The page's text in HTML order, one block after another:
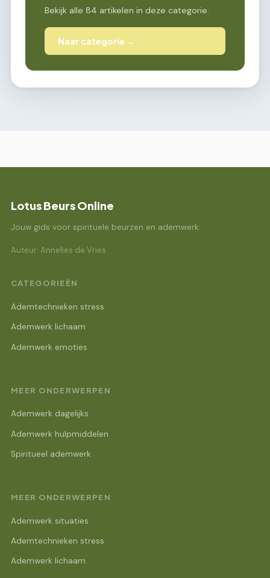
Bekijk alle 84 artikelen in deze categorie.
Naar categorie →
Lotus Beurs Online
Jouw gids voor spirituele beurzen en ademwerk.
Auteur: Annelies de Vries
CATEGORIEËN
Ademtechnieken stress
Ademwerk lichaam
Ademwerk emoties
MEER ONDERWERPEN
Ademwerk dagelijks
Ademwerk hulpmiddelen
Spiritueel ademwerk
MEER ONDERWERPEN
Ademwerk situaties
Ademtechnieken stress
Ademwerk lichaam